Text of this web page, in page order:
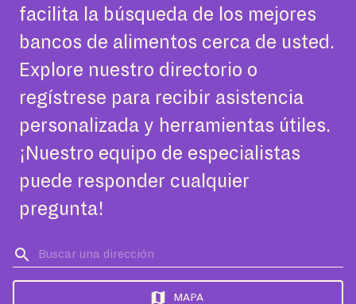
facilita la búsqueda de los mejores
bancos de alimentos cerca de usted.
Explore nuestro directorio o
regístrese para recibir asistencia
personalizada y herramientas útiles.
¡Nuestro equipo de especialistas
puede responder cualquier
pregunta!
MAPA